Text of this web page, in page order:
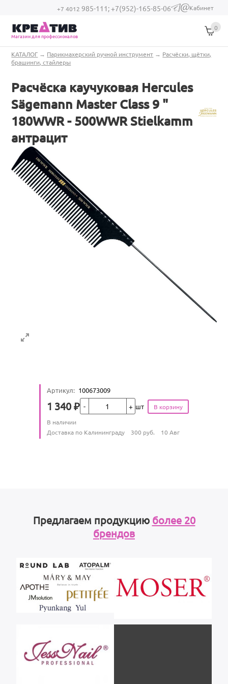
Перейти к основному содержанию
+7 4012 985-111;+7(952)-165-85-06
(link sends e-
Кабинет
Магазин для профессионалов
0
Вы здесь
КАТАЛОГ → Парикмахерский ручной инструмент → Расчёски, щётки,
брашинги, стайлеры
Расчёска каучуковая Hercules
Sägemann Master Class 9 "
180WWR - 500WWR Stielkamm
антрацит
Артикул: 100673009
Цена
1 340 ₽Кол-во шт
Количество
В наличии
Условия доставки
Доставка по Калининграду 300 руб. 10 Авг
Предлагаем продукцию более 20
брендов